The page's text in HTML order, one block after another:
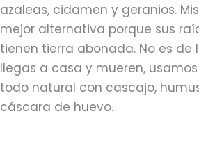
azaleas, cidamen y geranios.
mejor alternativa porque sus
tienen tierra abonada. No es de
llegas a casa y mueren,
todo natural con cascajo,
cáscara de huevo.